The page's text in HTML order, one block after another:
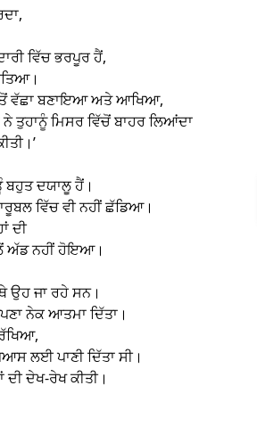
ਵਿੱਚ ਭਰਪੂਰ ਹੈਂ,
ਤੋਂ ਵੱਛਾ ਬਣਾਇਆ ਅਤੇ ਆਖਿਆ,
ਤੁਹਾਨੂੰ ਮਿਸਰ ਵਿੱਚੋਂ ਬਾਹਰ ਲਿਆਂਦਾ
ਬਹੁਤ ਦਯਾਲੂ ਹੈਂ।
ਵਿੱਚ ਵੀ ਨਹੀਂ ਛੱਡਿਆ।
ਦੀ
ਅੱਡ ਨਹੀਂ ਹੋਇਆ।
ਉਹ ਜਾ ਰਹੇ ਸਨ।
ਨੇਕ ਆਤਮਾ ਦਿੱਤਾ।
ਲਈ ਪਾਣੀ ਦਿੱਤਾ ਸੀ।
ਦੀ ਦੇਖ-ਰੇਖ ਕੀਤੀ।